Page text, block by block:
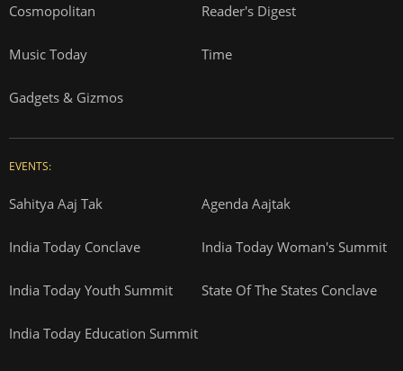
Cosmopolitan Reader's Digest
Music Today Time
Gadgets & Gizmos
EVENTS:
Sahitya Aaj Tak Agenda Aajtak
India Today Conclave India Today Woman's Summit
India Today Youth Summit State Of The States Conclave
India Today Education Summit